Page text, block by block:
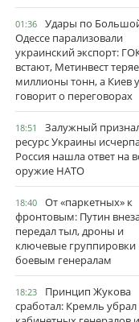
01:36
Удары по
Одессе парализовали
украинский экспорт:
встают, Метинвест
миллионы тонн, а Киев
говорит о переговорах
18:51
Залужный
ресурс Украины
Россия нашла ответ на
оружие НАТО
18:40
От «паркетных» к
фронтовым: Путин
передал тыл, дроны и
ключевые группировки
боевым генералам
18:23
Принцип Жукова
сработал: Кремль убрал